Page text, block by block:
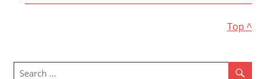
Top ^